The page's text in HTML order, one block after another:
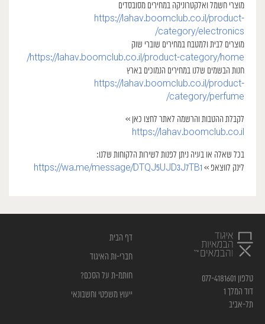
מוצרי חשמל ואלקטרוניקה במחירים מסובסדים
https://lahav.boomclub.co.il/product-
category/electronics/
מוצרים לבית ולמטבח במחירים שוברי שוק
https://lahav.boomclub.co.il/product-category/home/
חנות הבשמים שלנו במחירים הנמוכים בארץ
https://lahav.boomclub.co.il/product-
category/perfume/
לקבלת ההטבות והרשמה לאתר לחצו כאן >>
https://lahav.boomclub.co.il
בכל שאלה או בעיה ניתן לפנות לשירות הלקוחות שלנו:
לינק לווצאפ >> https://wa.me/message/DTQJ5UJD3J7TB1
טלפון 077-4181601
דוד המלך 1
תל-אביב
דף הבית
חברי-ות האיגוד
חותמ-ת על הסכם?
ייעוץ משפטי וחשבונאי